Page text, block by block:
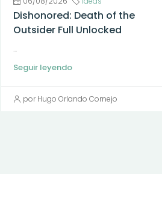
Dishonored: Death of the
Outsider Full Unlocked
...
Seguir leyendo
por Hugo Orlando Cornejo